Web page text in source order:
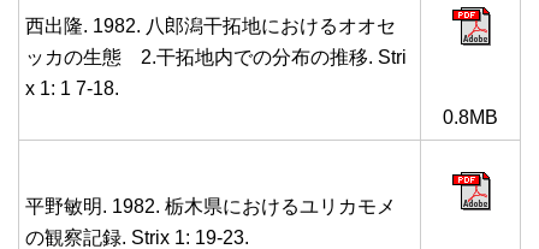
西出隆. 1982. 八郎潟干拓地におけるオオセ
ッカの生態 2.干拓地内での分布の推移. Stri
x 1: 1 7-18.
0.8MB
平野敏明. 1982. 栃木県におけるユリカモメ
の観察記録. Strix 1: 19-23.